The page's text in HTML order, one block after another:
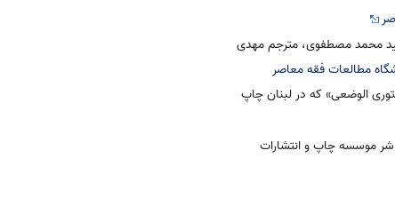
محمد مصطفوی، مترجم مهدی
مطالعات فقه معاصر
الوضعی» که در لبنان چاپ
موسسه چاپ و انتشارات